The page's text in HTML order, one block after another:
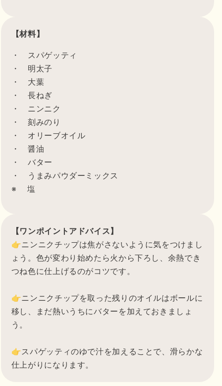
【材料】
・ スパゲッティ
・ 明太子
・ 大葉
・ 長ねぎ
・ ニンニク
・ 刻みのり
・ オリーブオイル
・ 醤油
・ バター
・ うまみパウダーミックス
※ 塩
【ワンポイントアドバイス】
👉ニンニクチップは焦がさないように気をつけまし
ょう。色が変わり始めたら火から下ろし、余熱でき
つね色に仕上げるのがコツです。
👉ニンニクチップを取った残りのオイルはボールに
移し、まだ熱いうちにバターを加えておきましょ
う。
👉スパゲッティのゆで汁を加えることで、滑らかな
仕上がりになります。